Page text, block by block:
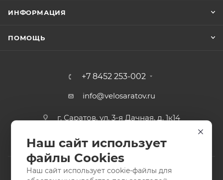
ИНФОРМАЦИЯ
ПОМОЩЬ
+7 8452 253-002
info@velosaratov.ru
г. Саратов, ул. 3-я Дачная, д. 1к14
Наш сайт использует
файлы Cookies
Наш сайт использует cookie-файлы для